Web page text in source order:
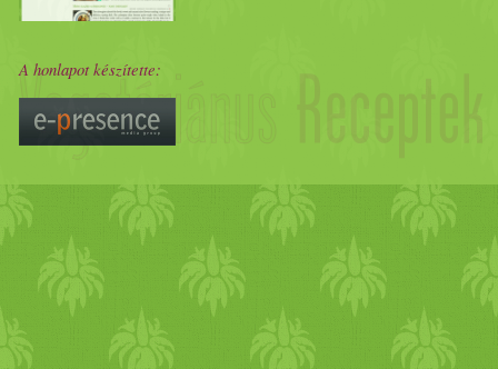
A honlapot készítette: